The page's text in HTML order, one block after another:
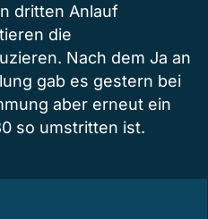
dritten Anlauf
die
Nach dem Ja an
gab es gestern bei
aber erneut ein
so umstritten ist.